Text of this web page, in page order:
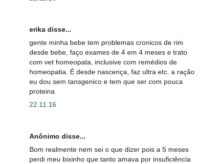
erika disse...
gente minha bebe tem problemas cronicos de rim
desde bebe, faço exames de 4 em 4 meses e trato
com vet homeopata, inclusive com remédios de
homeopatia. É desde nascença, faz ultra etc. a ração
eu dou sem tansgenico e tem que ser com pouca
proteina
22.11.16
Anônimo disse...
Bom realmente nem sei o que dizer pois a 5 meses
perdi meu bixinho que tanto amava por insuficiência